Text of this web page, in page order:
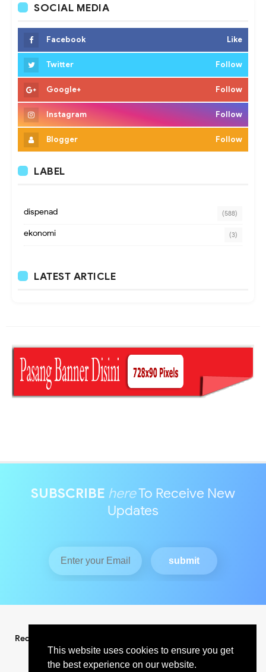
This website uses cookies to ensure you get
the best experience on our website.
SOCIAL MEDIA
Facebook Like
Twitter Follow
Google+ Follow
Instagram Follow
Blogger Follow
LABEL
dispenad (588)
ekonomi (3)
LATEST ARTICLE
SUBSCRIBE hereTo Receive New
Updates
Redaksi